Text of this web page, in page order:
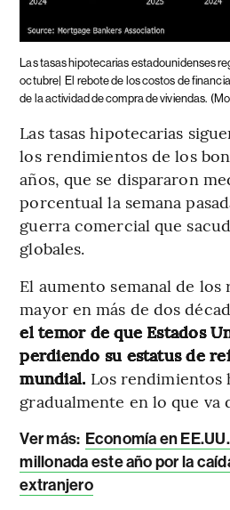
Las tasas hipotecarias estadounidenses
octubre| El rebote de los costos de
de la actividad de compra de viviendas.
Las tasas hipotecarias
los rendimientos de los
años, que se dispararon
porcentual la semana
guerra comercial que
globales.
El aumento semanal de
mayor en más de dos
el temor de que Estados
perdiendo su estatus de
mundial. Los
gradualmente en lo que va
Ver más: Economía en
millonada este año por la
extranjero